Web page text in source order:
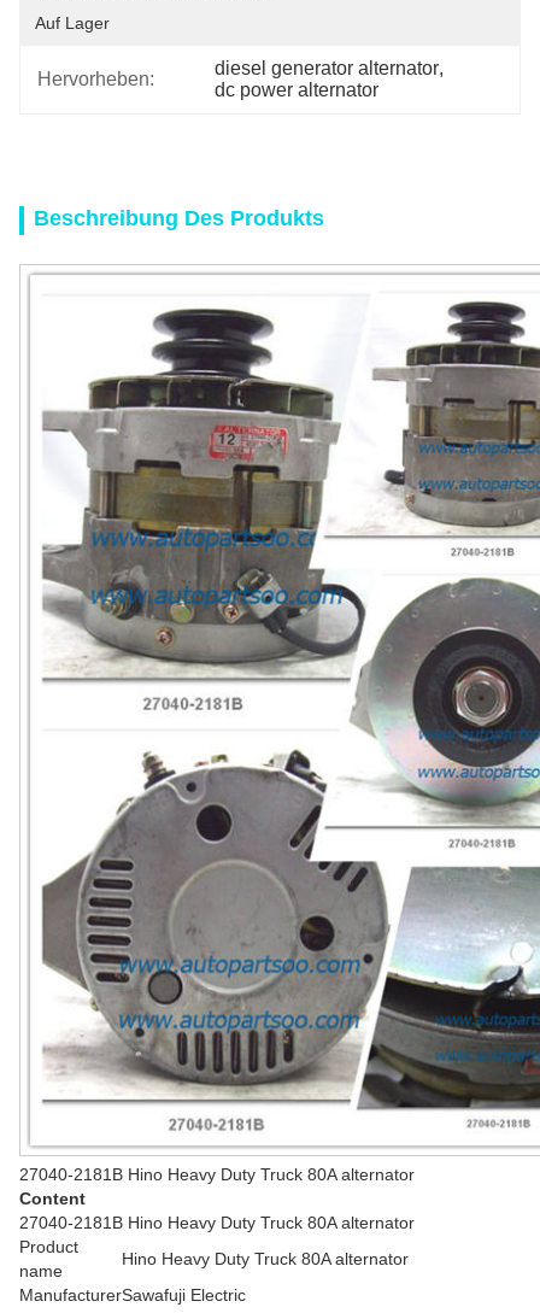
Auf Lager
Hervorheben:
diesel generator alternator,
dc power alternator
Beschreibung Des Produkts
27040-2181B Hino Heavy Duty Truck 80A alternator
Content
27040-2181B Hino Heavy Duty Truck 80A alternator
Product
name
Hino Heavy Duty Truck 80A alternator
ManufacturerSawafuji Electric